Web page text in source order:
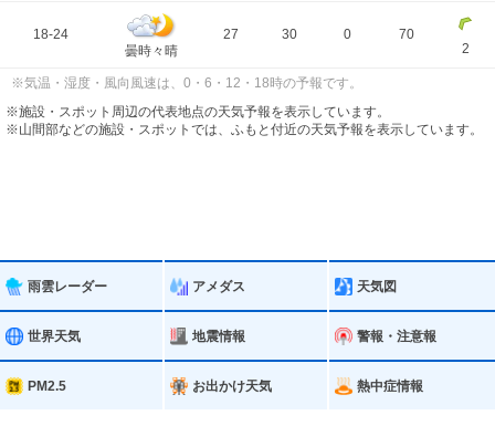
18-24
曇時々晴
27 30 0
70
2
※気温・湿度・風向風速は、0・6・12・18時の予報です。
※施設・スポット周辺の代表地点の天気予報を表示しています。
※山間部などの施設・スポットでは、ふもと付近の天気予報を表示しています。
雨雲レーダー アメダス 天気図
世界天気 地震情報 警報・注意報
PM2.5 お出かけ天気 熱中症情報